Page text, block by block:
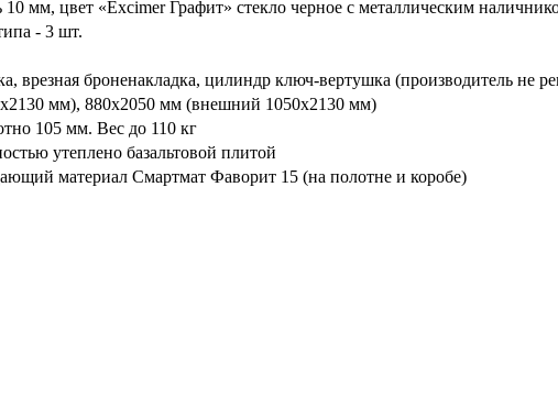
мм, цвет «Excimer Графит» стекло черное с металлическим
- 3 шт.
врезная броненакладка, цилиндр ключ-вертушка (производитель не
мм), 880х2050 мм (внешний 1050х2130 мм)
105 мм. Вес до 110 кг
утеплено базальтовой плитой
материал Смартмат Фаворит 15 (на полотне и коробе)